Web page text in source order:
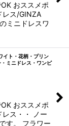
おススメポ
レス/GINZA
ミニドレスワ
イト・花柄・プリン
ミニドレス・ワンピ
おススメポ
レス・・ ノー
す。 フラワー